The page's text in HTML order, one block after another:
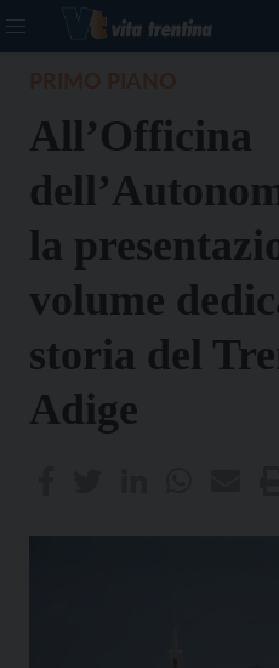
All’Officina
la
volume
storia del
Adige